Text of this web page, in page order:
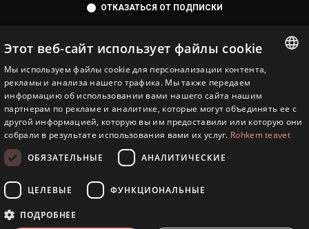
ОТКАЗАТЬСЯ ОТ ПОДПИСКИ
EESTI JUVEEL
ИНФОРМАЦИЯ
СЕРВИСЫ
ЛИЧНЫЙ КАБИНЕТ
ENGLISH
RUSSIAN
Этот веб-сайт использует файлы cookie
Мы используем файлы cookie для персонализации контента,
рекламы и анализа нашего трафика. Мы также передаем
информацию об использовании вами нашего сайта нашим
партнерам по рекламе и аналитике, которые могут объединять ее с
другой информацией, которую вы им предоставили или которую они
собрали в результате использования вами их услуг. Rohkem teavet
ОБЯЗАТЕЛЬНЫЕ
АНАЛИТИЧЕСКИЕ
ЦЕЛЕВЫЕ ФУНКЦИОНАЛЬНЫЕ
ПОДРОБНЕЕ